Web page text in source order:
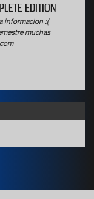
EDITION
informacion :(
muchas